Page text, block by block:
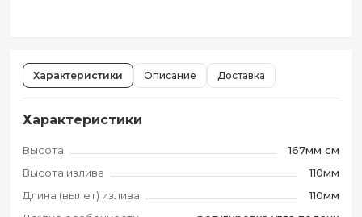
Характеристики Описание Доставка
Характеристики
Высота
167мм см
Высота излива
110мм
Длина (вылет) излива
110мм